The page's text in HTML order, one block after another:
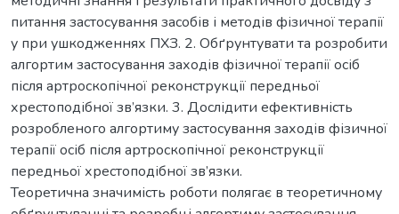
питання застосування засобів і методів фізичної терапії
у при ушкодженнях ПХЗ. 2. Обґрунтувати та розробити
алгортим застосування заходів фізичної терапії осіб
після артроскопічної реконструкції передньої
хрестоподібної зв’язки. 3. Дослідити ефективність
розробленого алгортиму застосування заходів фізичної
терапії осіб після артроскопічної реконструкції
передньої хрестоподібної зв’язки.
Теоретична значимість роботи полягає в теоретичному